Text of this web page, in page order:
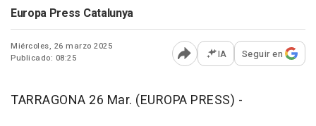
Europa Press Catalunya
Miércoles, 26 marzo 2025
Publicado: 08:25
Abrir opciones para
IA Seguir en
TARRAGONA 26 Mar. (EUROPA PRESS) -